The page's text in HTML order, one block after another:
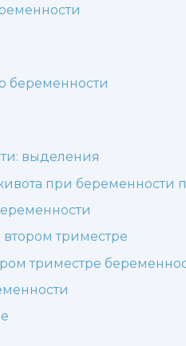
беременности
выделения
при беременности
триместре
триместре